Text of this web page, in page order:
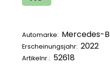
Automarke: Mercedes-
Erscheinungsjahr: 2022
Artikelnr.: 52618